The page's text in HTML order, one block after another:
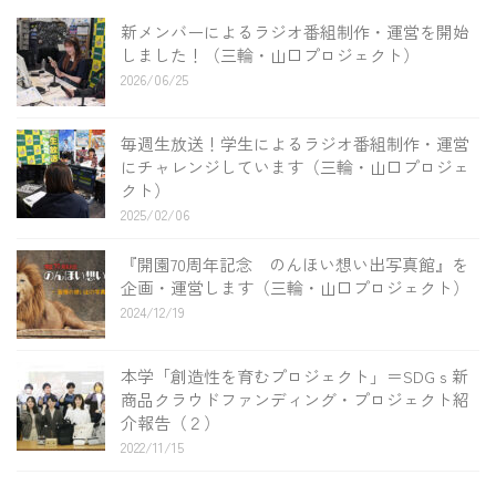
新メンバーによるラジオ番組制作・運営を開始
しました！（三輪・山口プロジェクト）
2026/06/25
毎週生放送！学生によるラジオ番組制作・運営
にチャレンジしています（三輪・山口プロジェ
クト）
2025/02/06
『開園70周年記念 のんほい想い出写真館』を
企画・運営します（三輪・山口プロジェクト）
2024/12/19
本学「創造性を育むプロジェクト」＝SDGｓ新
商品クラウドファンディング・プロジェクト紹
介報告（２）
2022/11/15